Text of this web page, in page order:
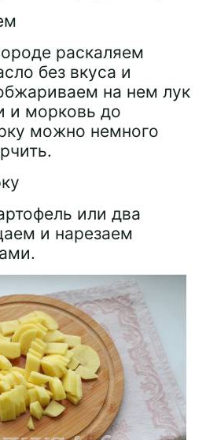
раскаляем
без вкуса и
на нем лук
и морковь до
можно немного
или два
и нарезаем